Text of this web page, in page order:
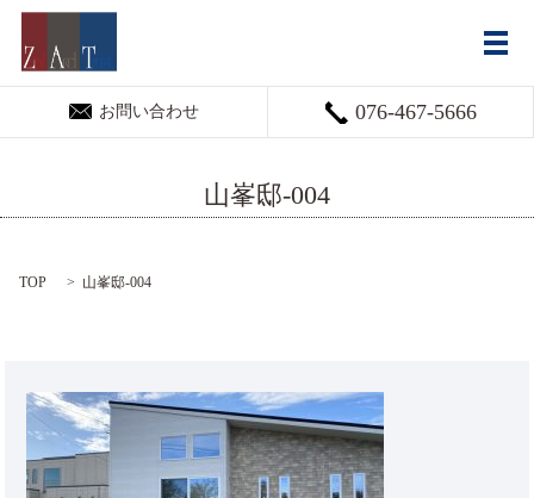
お問い合わせ 076-467-5666
メ
山峯邸-004
TOP 山峯邸-004